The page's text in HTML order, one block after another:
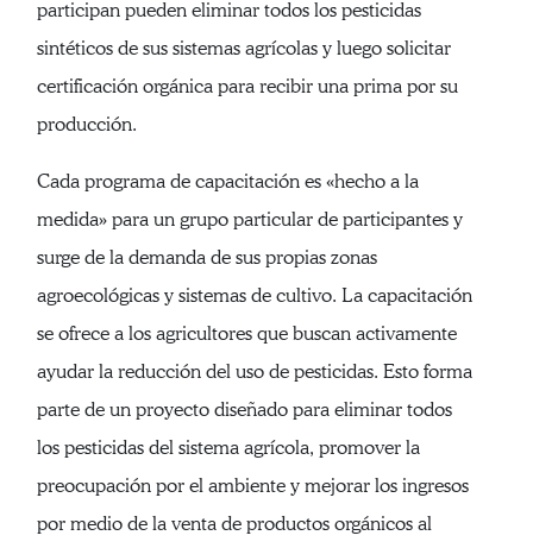
participan pueden eliminar todos los pesticidas
sintéticos de sus sistemas agrícolas y luego solicitar
certificación orgánica para recibir una prima por su
producción.
Cada programa de capacitación es «hecho a la
medida» para un grupo particular de participantes y
surge de la demanda de sus propias zonas
agroecológicas y sistemas de cultivo. La capacitación
se ofrece a los agricultores que buscan activamente
ayudar la reducción del uso de pesticidas. Esto forma
parte de un proyecto diseñado para eliminar todos
los pesticidas del sistema agrícola, promover la
preocupación por el ambiente y mejorar los ingresos
por medio de la venta de productos orgánicos al